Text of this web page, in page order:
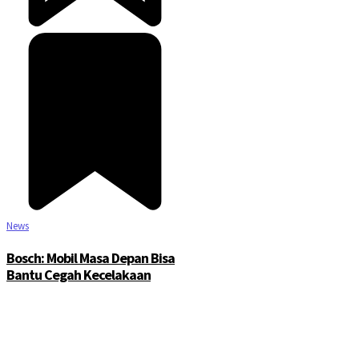
News
Bosch: Mobil Masa Depan Bisa
Bantu Cegah Kecelakaan